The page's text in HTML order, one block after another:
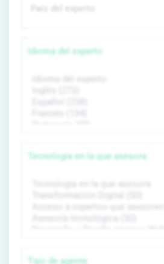
Idioma del experto
Tecnología en la que asesora
Tipo de agente